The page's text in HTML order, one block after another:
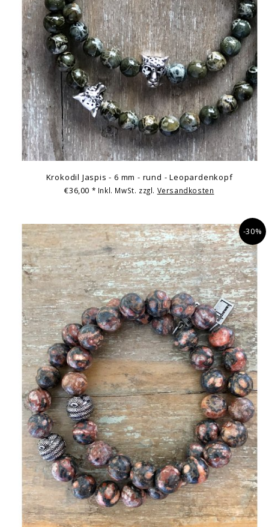
Krokodil Jaspis - 6 mm - rund - Leopardenkopf
€36,00 * Inkl. MwSt. zzgl. Versandkosten
-30%